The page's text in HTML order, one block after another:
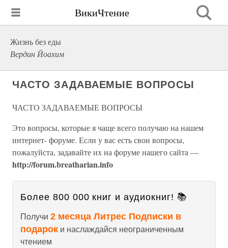
ВикиЧтение
Жизнь без еды
Вердин Йоахим
ЧАСТО ЗАДАВАЕМЫЕ ВОПРОСЫ
ЧАСТО ЗАДАВАЕМЫЕ ВОПРОСЫ
Это вопросы, которые я чаще всего получаю на нашем
интернет- форуме. Если у вас есть свои вопросы,
пожалуйста, задавайте их на форуме нашего сайта —
http://forum.breatharian.info
Более 800 000 книг и аудиокниг! 📚
Получи 2 месяца Литрес Подписки в
подарок и наслаждайся неограниченным
чтением